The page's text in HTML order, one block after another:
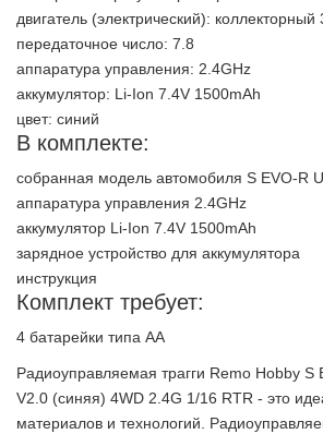
двигатель (электрический): коллекторный
передаточное число: 7.8
аппаратура управления: 2.4GHz
аккумулятор: Li-Ion 7.4V 1500mAh
цвет: синий
В комплекте:
собранная модель автомобиля S EVO-R
аппаратура управления 2.4GHz
аккумулятор Li-Ion 7.4V 1500mAh
зарядное устройство для аккумулятора
инструкция
Комплект требует:
4 батарейки типа АА
Радиоуправляемая трагги Remo Hobby S
V2.0 (синяя) 4WD 2.4G 1/16 RTR - это
материалов и технологий.